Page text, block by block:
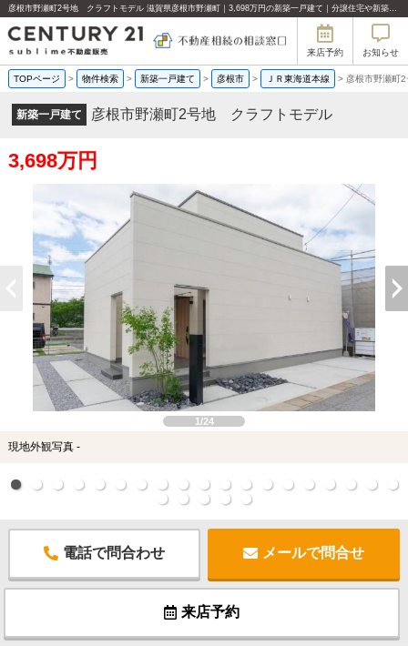
彦根市野瀬町2号地 クラフトモデル 滋賀県彦根市野瀬町｜3,698万円の新築一戸建て｜分譲住宅や新築物件｜センチュリー21sublime不動産販売
来店予約 お知らせ
TOPページ > 物件検索 > 新築一戸建て > 彦根市 > ＪＲ東海道本線 > 彦根市野瀬町
新築一戸建て 彦根市野瀬町2号地 クラフトモデル
3,698万円
1/24
現地外観写真 -
電話で問合わせ メールで問合せ
来店予約